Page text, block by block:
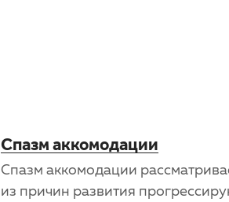
Спазм аккомодации
Спазм аккомодации
из причин развития